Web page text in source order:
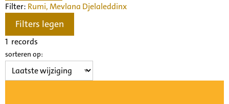
Filter: Rumi, Mevlana Djelaleddinx
Filters legen
1 records
sorteren op: